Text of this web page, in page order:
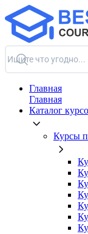
Главная
Главная
Каталог
Курсы